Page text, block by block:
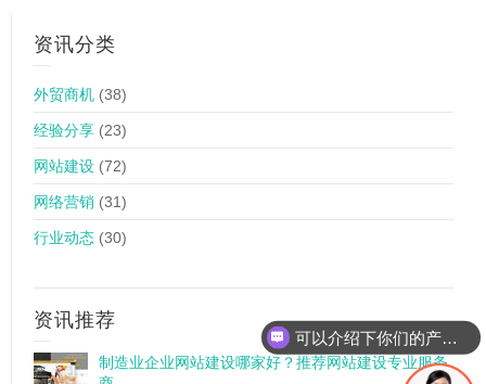
资讯分类
外贸商机 (38)
经验分享 (23)
网站建设 (72)
网络营销 (31)
行业动态 (30)
资讯推荐
制造业企业网站建设哪家好？推荐网站建设专业服务
可以介绍下你们的产品么